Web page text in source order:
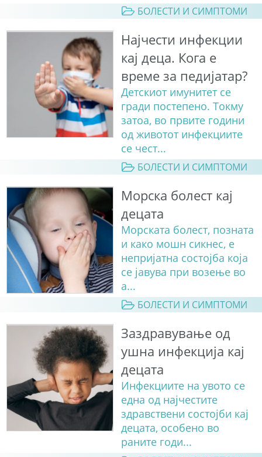
БОЛЕСТИ И СИМПТОМИ
Најчести инфекции
кај деца. Кога е
време за педијатар?
Детскиот имунитет се
гради постепено. Токму
затоа, во првите години
од животот инфекциите
се чест...
БОЛЕСТИ И СИМПТОМИ
Морска болест кај
децата
Морската болест, позната
и како мошн сикнес, е
непријатна состојба која
се јавува при возење во
а...
БОЛЕСТИ И СИМПТОМИ
Заздравување од
ушна инфекција кај
децата
Инфекциите на увото се
една од најчестите
здравствени состојби кај
децата, особено во
раните годи...